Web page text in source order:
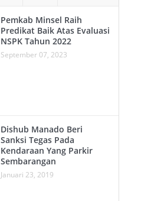
Pemkab Minsel Raih
Predikat Baik Atas Evaluasi
NSPK Tahun 2022
September 07, 2023
Dishub Manado Beri
Sanksi Tegas Pada
Kendaraan Yang Parkir
Sembarangan
Januari 23, 2019